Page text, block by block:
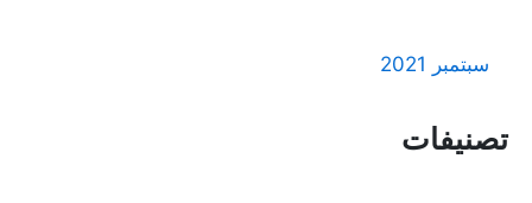
سبتمبر 2021
تصنيفات